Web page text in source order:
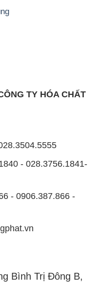
TY HÓA CHẤT
- 028.3756.1841-
- 0906.387.866 -
Bình Trị Đông B,